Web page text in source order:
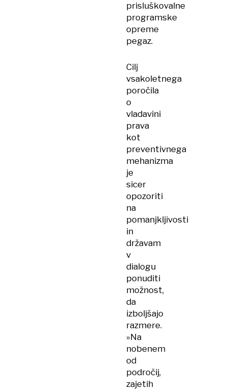
prisluškovalne
programske
opreme
pegaz.
Cilj
vsakoletnega
poročila
o
vladavini
prava
kot
preventivnega
mehanizma
je
sicer
opozoriti
na
pomanjkljivosti
in
državam
v
dialogu
ponuditi
možnost,
da
izboljšajo
razmere.
»Na
nobenem
od
področij,
zajetih